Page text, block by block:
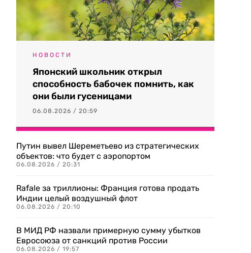
НОВОСТИ
Японский школьник открыл
способность бабочек помнить, как
они были гусеницами
06.08.2026 / 20:59
Путин вывел Шереметьево из стратегических
объектов: что будет с аэропортом
06.08.2026 / 20:31
Rafale за триллионы: Франция готова продать
Индии целый воздушный флот
06.08.2026 / 20:10
В МИД РФ назвали примерную сумму убытков
Евросоюза от санкций против России
06.08.2026 / 19:57